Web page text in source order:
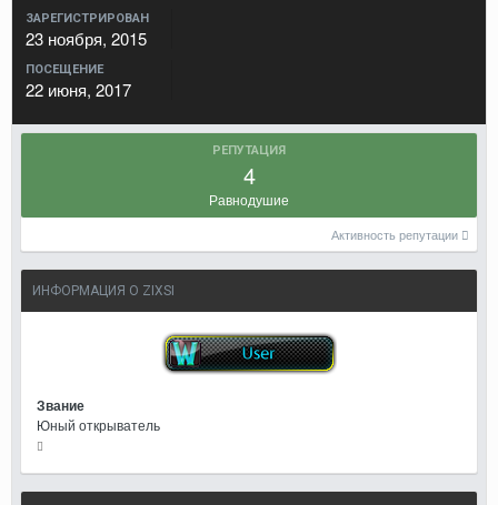
ЗАРЕГИСТРИРОВАН
23 ноября, 2015
ПОСЕЩЕНИЕ
22 июня, 2017
РЕПУТАЦИЯ
4
Равнодушие
Активность репутации
ИНФОРМАЦИЯ О ZIXSI
Звание
Юный открыватель